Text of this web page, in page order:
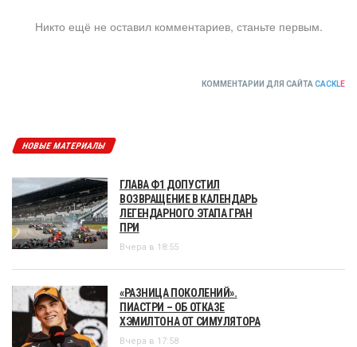
Никто ещё не оставил комментариев, станьте первым.
КОММЕНТАРИИ ДЛЯ САЙТА CACKLE
НОВЫЕ МАТЕРИАЛЫ
ГЛАВА Ф1 ДОПУСТИЛ
ВОЗВРАЩЕНИЕ В КАЛЕНДАРЬ
ЛЕГЕНДАРНОГО ЭТАПА ГРАН
ПРИ
Вчера в 18:55
«РАЗНИЦА ПОКОЛЕНИЙ».
ПИАСТРИ – ОБ ОТКАЗЕ
ХЭМИЛТОНА ОТ СИМУЛЯТОРА
Вчера в 17:58